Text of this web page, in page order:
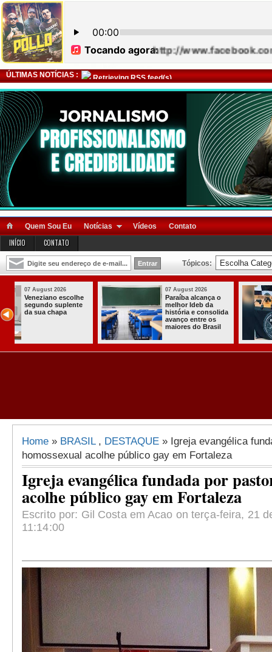
ÚLTIMAS NOTÍCIAS : Retrieving RSS feed(s)
Quem Sou Eu Notícias Vídeos Contato
INÍCIO CONTATO
Tópicos:
07 August 2026
Homem é preso
com armas,
munições e
radiocomunicadore
s no Conde
03 August 2026
Itabaiana
a primeira
Comunitária
Comunidade
Almir Muniz
Home » BRASIL, DESTAQUE » Igreja evangélica
homossexual acolhe público gay em Fortaleza
Igreja evangélica fundada por
acolhe público gay em Fortaleza
Escrito por: Gil Costa em Acao on terça-feira, 21
11:14:00